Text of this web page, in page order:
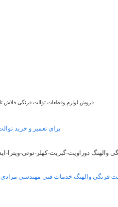
فروش لوازم وقطعات توالت فرنگی فلاش
برای تعمیر و خرید
والهنگ دوراویت-گبریت-کهلر-توتی-ویترا-
فرنگی والهنگ خدمات فنی مهندسی مرادی